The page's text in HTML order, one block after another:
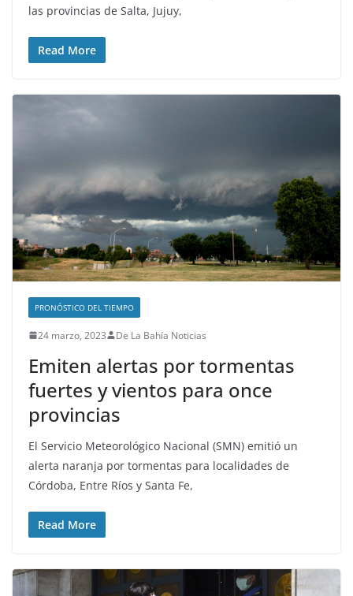
las provincias de Salta, Jujuy,
Read More
PRONÓSTICO DEL TIEMPO
24 marzo, 2023 De La Bahía Noticias
Emiten alertas por tormentas
fuertes y vientos para once
provincias
El Servicio Meteorológico Nacional (SMN) emitió un
alerta naranja por tormentas para localidades de
Córdoba, Entre Ríos y Santa Fe,
Read More